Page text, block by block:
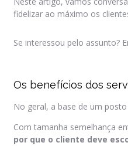
fidelizar ao máximo os
Se interessou pelo assunto?
Os benefícios dos
No geral, a base de um
Com tamanha semelhança
por que o cliente deve